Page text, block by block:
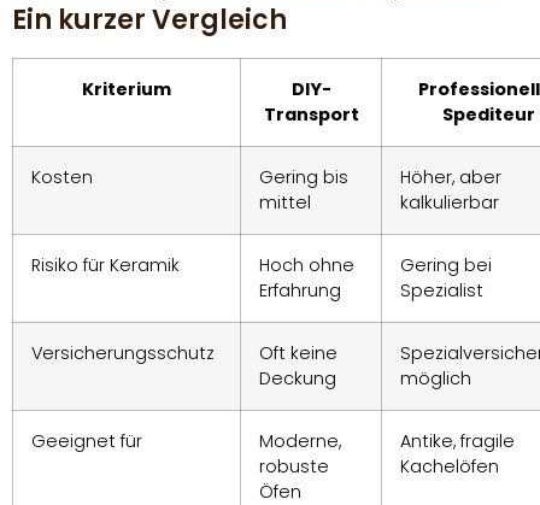
Ein kurzer Vergleich
Kriterium
DIY-
Transport
Spediteur
Kosten
Gering bis
mittel
Höher, aber
kalkulierbar
Risiko für Keramik
Hoch ohne
Erfahrung
Gering bei
Spezialist
Versicherungsschutz
Oft keine
Deckung
möglich
Geeignet für
Moderne,
robuste
Öfen
Antike, fragile
Kachelöfen